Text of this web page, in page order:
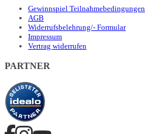
Gewinnspiel Teilnahmebedingungen
AGB
Widerrufsbelehrung/- Formular
Impressum
Vertrag widerrufen
PARTNER